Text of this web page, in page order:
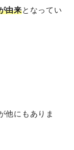
由来となってい
他にもありま